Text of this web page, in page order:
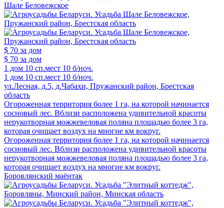
Шале Беловежское
$ 70 за дом
$ 70 за дом
1 дом 10 сп.мест 10 б/ноч.
1 дом 10 сп.мест 10 б/ноч.
ул.Лесная, д.5, д.Чабахи, Пружанский район, Брестская
область
Огороженная территория более 1 га, на которой начинается
сосновый лес. Вблизи расположена удивительной красоты
нерукотворная можжевеловая поляна площадью более 3 га,
которая очищает воздух на многие км вокруг.
Огороженная территория более 1 га, на которой начинается
сосновый лес. Вблизи расположена удивительной красоты
нерукотворная можжевеловая поляна площадью более 3 га,
которая очищает воздух на многие км вокруг.
Боровлянский маёнтак